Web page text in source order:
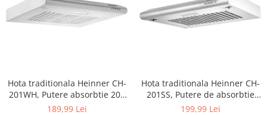
Hota traditionala Heinner CH-
201WH, Putere absorbtie 209
mc/h, 1 motor, 60 cm, Alb
189,99 Lei
Hota traditionala Heinner CH-
201SS, Putere de absorbtie
209 mc/h, 1 motor, Inox
199,99 Lei